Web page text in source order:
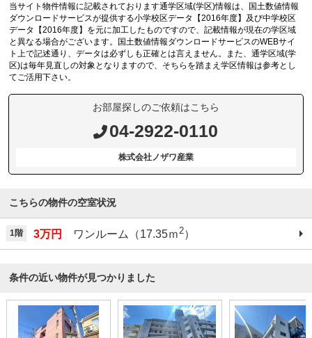
当サイト物件情報に記載されております通学区域(学区)情報は、国土数値情報
ダウンロードサービスが提供する小学校区データ【2016年度】及び中学校区
データ【2016年度】を元に加工したものですので、記載情報が現在の学区域
と異なる場合がございます。国土数値情報ダウンロードサービスのWEBサイ
ト上で記述通り、データは必ずしも正確とは言えません。また、通学区域(学
区)は毎年見直しの対象となりますので、そちらを踏まえ学区情報は参考とし
てご活用下さい。
お部屋探しのご依頼はこちら
04-2922-0110
株式会社ノザワ産業
こちらの物件の空室状況
1階 3万円 ワンルーム（17.35ｍ2）
条件の近い物件が見つかりました